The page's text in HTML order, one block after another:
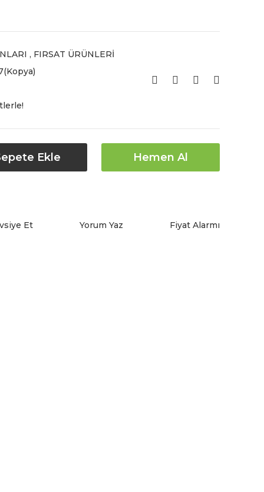
, FIRSAT ÜRÜNLERİ
Ekle Hemen Al
Et Yorum Yaz Fiyat Alarmı